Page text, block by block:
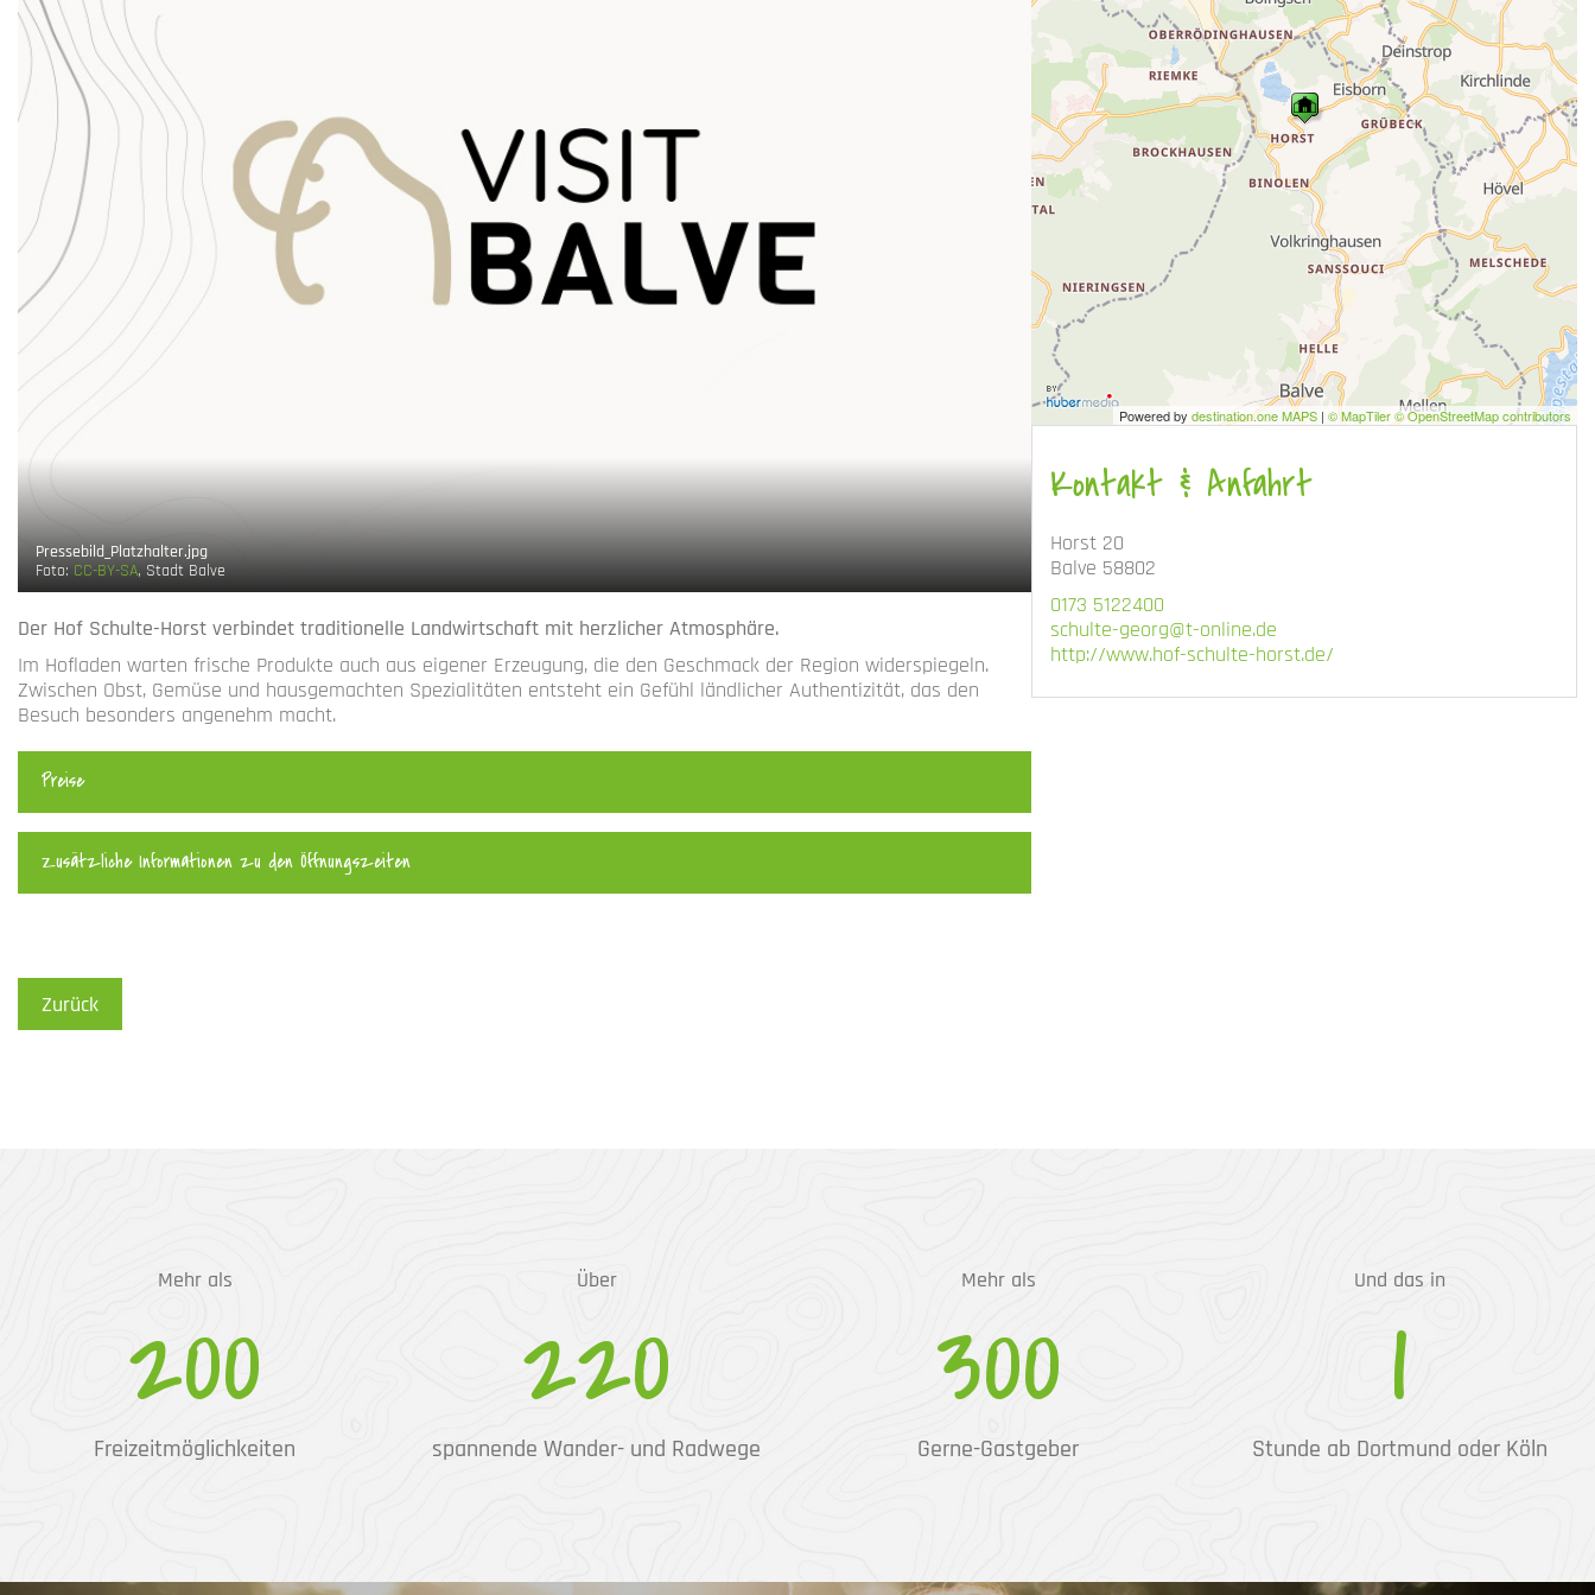
Pressebild_Platzhalter.jpg
Foto: CC-BY-SA, Stadt Balve
Der Hof Schulte-Horst verbindet traditionelle Landwirtschaft mit herzlicher Atmosphäre.
Im Hofladen warten frische Produkte auch aus eigener Erzeugung, die den Geschmack der Region widerspiegeln.
Zwischen Obst, Gemüse und hausgemachten Spezialitäten entsteht ein Gefühl ländlicher Authentizität, das den
Besuch besonders angenehm macht.
Preise
Zusätzliche Informationen zu den Öffnungszeiten
Powered by destination.one MAPS| © MapTiler © OpenStreetMap contributors
Kontakt & Anfahrt
Horst 20
Balve 58802
0173 5122400
schulte-georg@t-online.de
http://www.hof-schulte-horst.de/
Zurück
Mehr als
200
Freizeitmöglichkeiten
Über
220
spannende Wander- und Radwege
Mehr als
300
Gerne-Gastgeber
Und das in
1
Stunde ab Dortmund oder Köln